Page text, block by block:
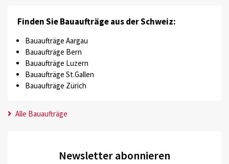
Finden Sie Bauaufträge aus der Schweiz:
Bauaufträge Aargau
Bauaufträge Bern
Bauaufträge Luzern
Bauaufträge St.Gallen
Bauaufträge Zürich
Alle Bauaufträge
Newsletter abonnieren